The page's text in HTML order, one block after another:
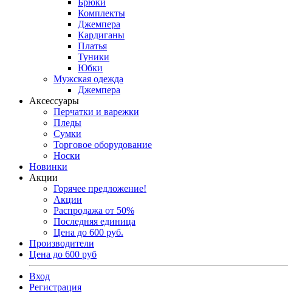
Брюки
Комплекты
Джемпера
Кардиганы
Платья
Туники
Юбки
Мужская одежда
Джемпера
Аксессуары
Перчатки и варежки
Пледы
Сумки
Торговое оборудование
Носки
Новинки
Акции
Горячее предложение!
Акции
Распродажа от 50%
Последняя единица
Цена до 600 руб.
Производители
Цена до 600 руб
Вход
Регистрация